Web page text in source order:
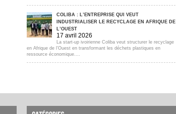
COLIBA : L’ENTREPRISE QUI VEUT
INDUSTRIALISER LE RECYCLAGE EN AFRIQUE DE
L’OUEST
17 avril 2026
La start-up ivoirienne Coliba veut structurer le recyclage
en Afrique de l’Ouest en transformant les déchets plastiques en
ressource économique....